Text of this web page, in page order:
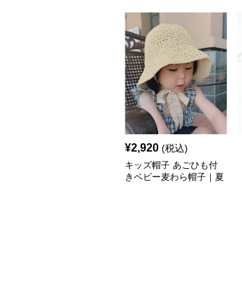
¥2,920 (税込)
キッズ帽子 あごひも付
きベビー麦わら帽子｜夏